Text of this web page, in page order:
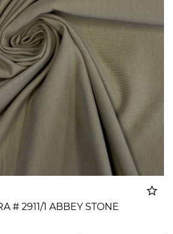
# 2911/1 ABBEY STONE